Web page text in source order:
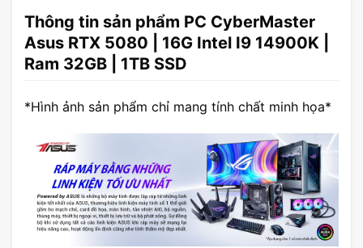
Thông tin sản phẩm PC CyberMaster
Asus RTX 5080 | 16G Intel I9 14900K |
Ram 32GB | 1TB SSD
*Hình ảnh sản phẩm chỉ mang tính chất minh họa*